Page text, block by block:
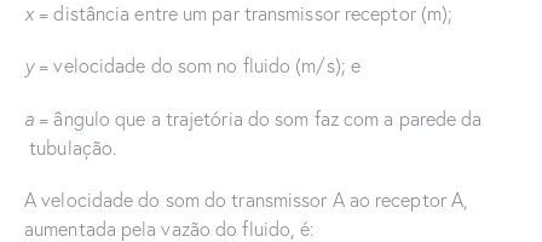
x = distância entre um par transmissor receptor (m);
y= velocidade do som no fluido (m/s); e
a = ângulo que a trajetória do som faz com a parede da
tubulação.
A velocidade do som do transmissor A ao receptor A,
aumentada pela vazão do fluido, é: